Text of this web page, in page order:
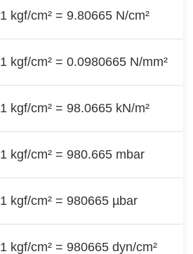
1 kgf/cm² = 9.80665 N/cm²
1 kgf/cm² = 0.0980665 N/mm²
1 kgf/cm² = 98.0665 kN/m²
1 kgf/cm² = 980.665 mbar
1 kgf/cm² = 980665 µbar
1 kgf/cm² = 980665 dyn/cm²